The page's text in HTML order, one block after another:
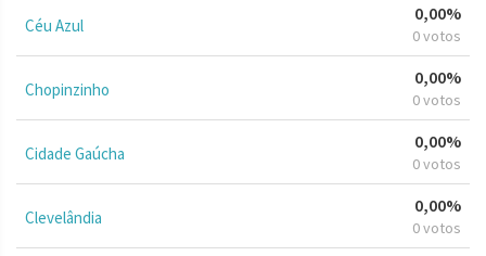
Céu Azul
0,00%
0 votos
Chopinzinho
0,00%
0 votos
Cidade Gaúcha
0,00%
0 votos
Clevelândia
0,00%
0 votos